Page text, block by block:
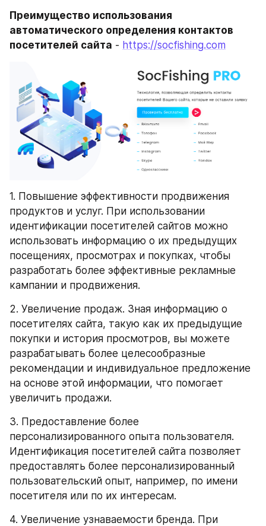
Преимущество использования
автоматического определения контактов
посетителей сайта - https://socfishing.com
1. Повышение эффективности продвижения
продуктов и услуг. При использовании
идентификации посетителей сайтов можно
использовать информацию о их предыдущих
посещениях, просмотрах и покупках, чтобы
разработать более эффективные рекламные
кампании и продвижения.
2. Увеличение продаж. Зная информацию о
посетителях сайта, такую как их предыдущие
покупки и история просмотров, вы можете
разрабатывать более целесообразные
рекомендации и индивидуальное предложение
на основе этой информации, что помогает
увеличить продажи.
3. Предоставление более
персонализированного опыта пользователя.
Идентификация посетителей сайта позволяет
предоставлять более персонализированный
пользовательский опыт, например, по имени
посетителя или по их интересам.
4. Увеличение узнаваемости бренда. При